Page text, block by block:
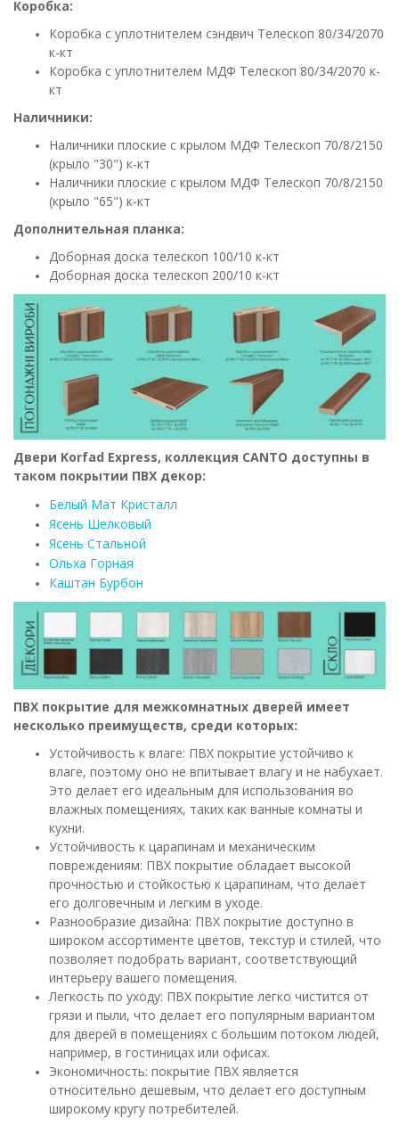
Коробка:
Коробка с уплотнителем сэндвич Телескоп 80/34/2070
к-кт
Коробка с уплотнителем МДФ Телескоп 80/34/2070 к-
кт
Наличники:
Наличники плоские с крылом МДФ Телескоп 70/8/2150
(крыло "30") к-кт
Наличники плоские с крылом МДФ Телескоп 70/8/2150
(крыло "65") к-кт
Дополнительная планка:
Доборная доска телескоп 100/10 к-кт
Доборная доска телескоп 200/10 к-кт
Двери Korfad Express, коллекция CANTO доступны в
таком покрытии ПВХ декор:
Белый Мат Кристалл
Ясень Шелковый
Ясень Стальной
Ольха Горная
Каштан Бурбон
ПВХ покрытие для межкомнатных дверей имеет
несколько преимуществ, среди которых:
Устойчивость к влаге: ПВХ покрытие устойчиво к
влаге, поэтому оно не впитывает влагу и не набухает.
Это делает его идеальным для использования во
влажных помещениях, таких как ванные комнаты и
кухни.
Устойчивость к царапинам и механическим
повреждениям: ПВХ покрытие обладает высокой
прочностью и стойкостью к царапинам, что делает
его долговечным и легким в уходе.
Разнообразие дизайна: ПВХ покрытие доступно в
широком ассортименте цветов, текстур и стилей, что
позволяет подобрать вариант, соответствующий
интерьеру вашего помещения.
Легкость по уходу: ПВХ покрытие легко чистится от
грязи и пыли, что делает его популярным вариантом
для дверей в помещениях с большим потоком людей,
например, в гостиницах или офисах.
Экономичность: покрытие ПВХ является
относительно дешевым, что делает его доступным
широкому кругу потребителей.